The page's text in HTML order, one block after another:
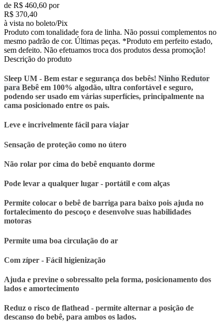
de R$ 460,60 por
R$ 370,40
à vista no boleto/Pix
Produto com tonalidade fora de linha. Não possui complementos no
mesmo padrão de cor. Últimas peças. *Produto em perfeito estado,
sem defeito. Não efetuamos troca dos produtos dessa promoção!
Descrição do produto
Sleep UM - Bem estar e segurança dos bebês! Ninho Redutor
para Bebê em 100% algodão, ultra confortável e seguro,
podendo ser usado em várias superfícies, principalmente na
cama posicionado entre os pais.
Leve e incrivelmente fácil para viajar
Sensação de proteção como no útero
Não rolar por cima do bebê enquanto dorme
Pode levar a qualquer lugar - portátil e com alças
Permite colocar o bebê de barriga para baixo pois ajuda no
fortalecimento do pescoço e desenvolve suas habilidades
motoras
Permite uma boa circulação do ar
Com zíper - Fácil higienização
Ajuda e previne o sobressalto pela forma, posicionamento dos
lados e amortecimento
Reduz o risco de flathead - permite alternar a posição de
descanso do bebê, para ambos os lados.